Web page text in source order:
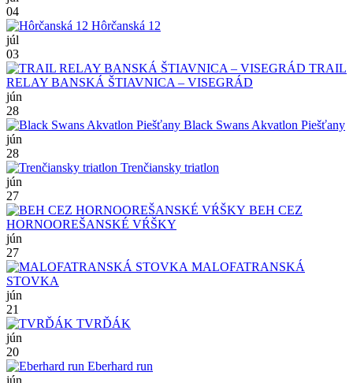
04
Hôrčanská 12
júl
03
TRAIL
RELAY BANSKÁ ŠTIAVNICA – VISEGRÁD
jún
28
Black Swans Akvatlon Piešťany
jún
28
Trenčiansky triatlon
jún
27
BEH CEZ
HORNOOREŠANSKÉ VŔŠKY
jún
27
MALOFATRANSKÁ
STOVKA
jún
21
TVRĎÁK
jún
20
Eberhard run